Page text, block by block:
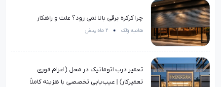
چرا کرکره برقی بالا نمی رود؟ علت و راهکار
هانیه ولک 2 ماه پیش
تعمیر درب اتوماتیک در محل (اعزام فوری
تعمیرکار) | عیب‌یابی تخصصی با هزینه کاملاً